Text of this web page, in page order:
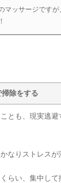
マッサージです
除をする
とも、現実逃
なりストレスが
らい、集中して